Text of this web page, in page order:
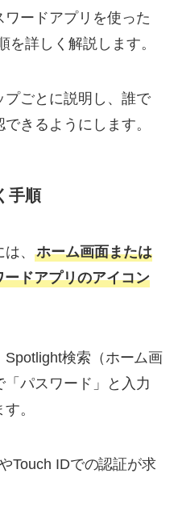
ードアプリを使った
詳しく解説します。
ごとに説明し、誰で
きるようにします。
手順
、
ホーム画面または
ドアプリのアイコン
検索（ホーム画
パスワード」と入力
。
Touch IDでの認証が求